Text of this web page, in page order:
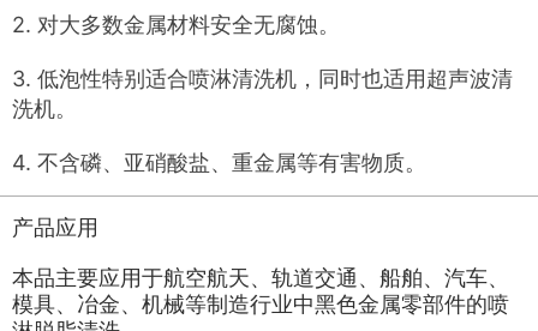
2. 对大多数金属材料安全无腐蚀。
3. 低泡性特别适合喷淋清洗机，同时也适用超声波清
洗机。
4. 不含磷、亚硝酸盐、重金属等有害物质。
产品应用
本品主要应用于航空航天、轨道交通、船舶、汽车、
模具、冶金、机械等制造行业中黑色金属零部件的喷